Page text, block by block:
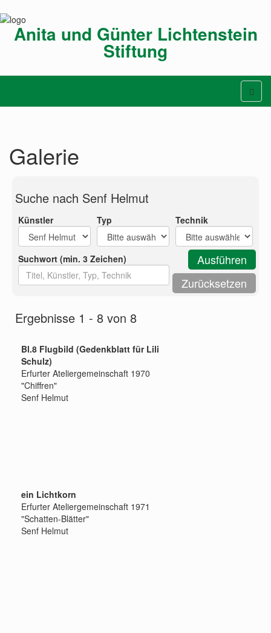
Anita und Günter Lichtenstein
Stiftung
Galerie
Suche nach Senf Helmut
Künstler Typ Technik
Suchwort (min. 3 Zeichen)
Ergebnisse 1 - 8 von 8
Bl.8 Flugbild (Gedenkblatt für Lili
Schulz)
Erfurter Ateliergemeinschaft 1970
"Chiffren"
Senf Helmut
ein Lichtkorn
Erfurter Ateliergemeinschaft 1971
"Schatten-Blätter"
Senf Helmut